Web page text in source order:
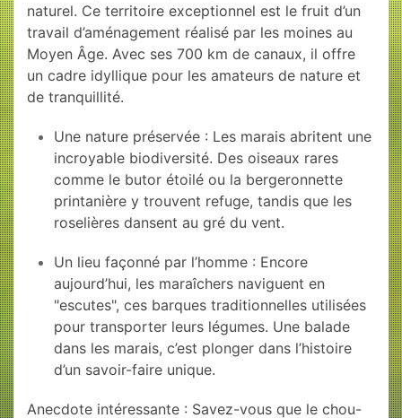
naturel. Ce territoire exceptionnel est le fruit d’un
travail d’aménagement réalisé par les moines au
Moyen Âge. Avec ses 700 km de canaux, il offre
un cadre idyllique pour les amateurs de nature et
de tranquillité.
Une nature préservée : Les marais abritent une
incroyable biodiversité. Des oiseaux rares
comme le butor étoilé ou la bergeronnette
printanière y trouvent refuge, tandis que les
roselières dansent au gré du vent.
Un lieu façonné par l’homme : Encore
aujourd’hui, les maraîchers naviguent en
"escutes", ces barques traditionnelles utilisées
pour transporter leurs légumes. Une balade
dans les marais, c’est plonger dans l’histoire
d’un savoir-faire unique.
Anecdote intéressante : Savez-vous que le chou-